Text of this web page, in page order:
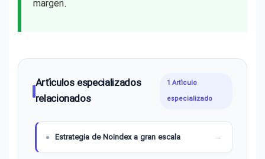
margen.
Artículos especializados
relacionados
1 Artículo
especializado
Estrategia de Noindex a gran escala